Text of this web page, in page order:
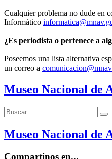
Cualquier problema no dude en
Informático
¿Es periodista o pertenece a
Poseemos una lista alternativa
un correo a
Museo Nacional de
Buscar:
Museo Nacional de
Compartinos en...